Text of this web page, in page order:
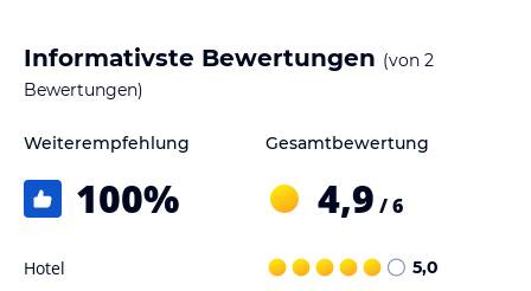
Klimaanlage (verfügbar von Juni bis September), Heizung und
einen Balkon, der zum Entspannen einlädt. Zur Ausstattung
Familienzimmer stehen für Gäste mit Kindern zur Verfügung.
Gastronomie im Hotel
Im Hotel Felix Terme können Sie sich kulinarisch verwöhnen
Speisekarte und serviert täglich Frühstück, Mittag- und
Informativste Bewertungen (von 2
Bewertungen)
Weiterempfehlung
100%
Gesamtbewertung
4,9 / 6
Hotel 5,0